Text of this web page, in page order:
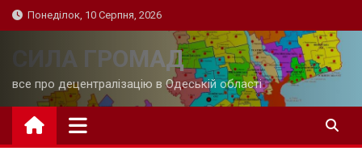
Skip
to
Понеділок, 10 Серпня, 2026
СИЛА ГРОМАД
все про децентралізацію в Одеській області